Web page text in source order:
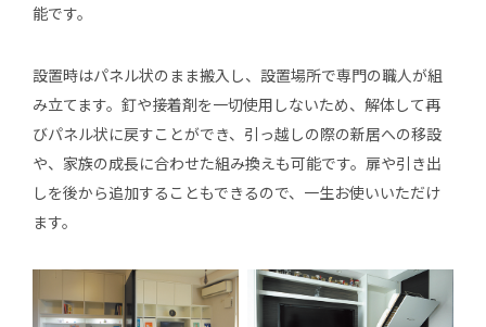
能です。
設置時はパネル状のまま搬入し、設置場所で専門の職人が組
み立てます。釘や接着剤を一切使用しないため、解体して再
びパネル状に戻すことができ、引っ越しの際の新居への移設
や、家族の成長に合わせた組み換えも可能です。扉や引き出
しを後から追加することもできるので、一生お使いいただけ
ます。